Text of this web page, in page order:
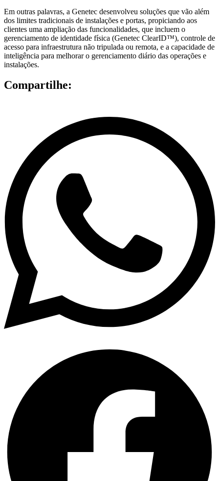
Em outras palavras, a Genetec desenvolveu soluções que vão além
dos limites tradicionais de instalações e portas, propiciando aos
clientes uma ampliação das funcionalidades, que incluem o
gerenciamento de identidade física (Genetec ClearID™), controle de
acesso para infraestrutura não tripulada ou remota, e a capacidade de
inteligência para melhorar o gerenciamento diário das operações e
instalações.
Compartilhe: